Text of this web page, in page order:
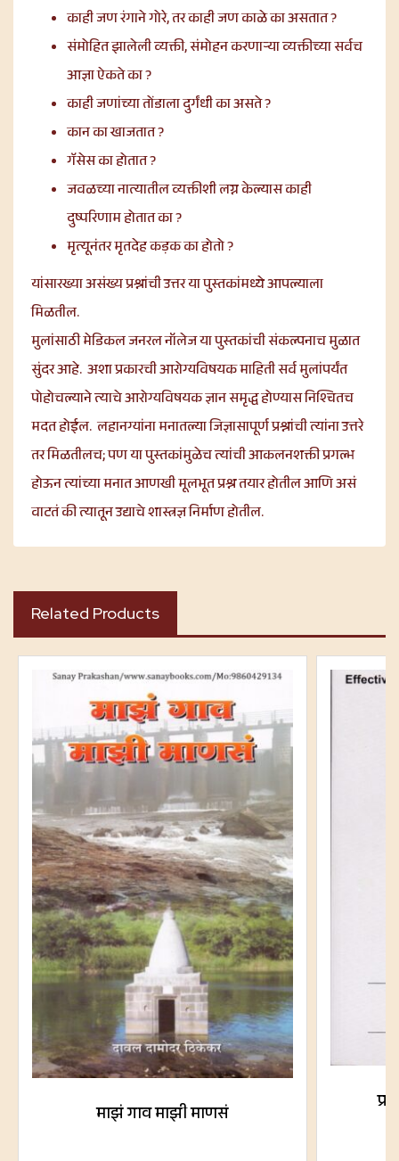
काही जण रंगाने गोरे, तर काही जण काळे का असतात ?
संमोहित झालेली व्यक्ती, संमोहन करणाऱ्या व्यक्तीच्या सर्वच
आज्ञा ऐकते का ?
काही जणांच्या तोंडाला दुर्गंधी का असते ?
कान का खाजतात ?
गॅसेस का होतात ?
जवळच्या नात्यातील व्यक्तीशी लग्न केल्यास काही
दुष्परिणाम होतात का ?
मृत्यूनंतर मृतदेह कड़क का होतो ?
यांसारख्या असंख्य प्रश्नांची उत्तर या पुस्तकांमध्ये आपल्याला
मिळतील.
मुलांसाठी मेडिकल जनरल नॉलेज या पुस्तकांची संकल्पनाच मुळात
सुंदर आहे. अशा प्रकारची आरोग्यविषयक माहिती सर्व मुलांपर्यंत
पोहोचल्याने त्याचे आरोग्यविषयक ज्ञान समृद्ध होण्यास निश्चितच
मदत होईल. लहानग्यांना मनातल्या जिज्ञासापूर्ण प्रश्नांची त्यांना उत्तरे
तर मिळतीलच; पण या पुस्तकांमुळेच त्यांची आकलनशक्ती प्रगल्भ
होऊन त्यांच्या मनात आणखी मूलभूत प्रश्न तयार होतील आणि असं
वाटतं की त्यातून उद्याचे शास्त्रज्ञ निर्माण होतील.
Related Products
माझं गाव माझी माणसं